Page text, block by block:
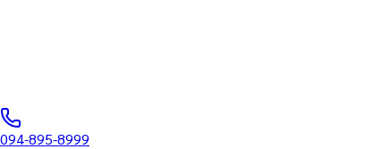
094-895-8999